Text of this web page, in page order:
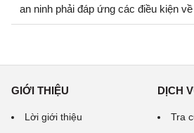
an ninh phải đáp ứng các điều kiện
GIỚI THIỆU
Lời giới thiệu
DỊCH
Tra